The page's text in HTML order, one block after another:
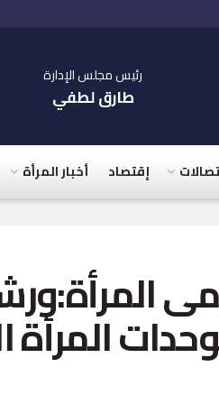
رئيس مجلس الإدارة
طارق لطفي
إقتصاد أخبار المرأة